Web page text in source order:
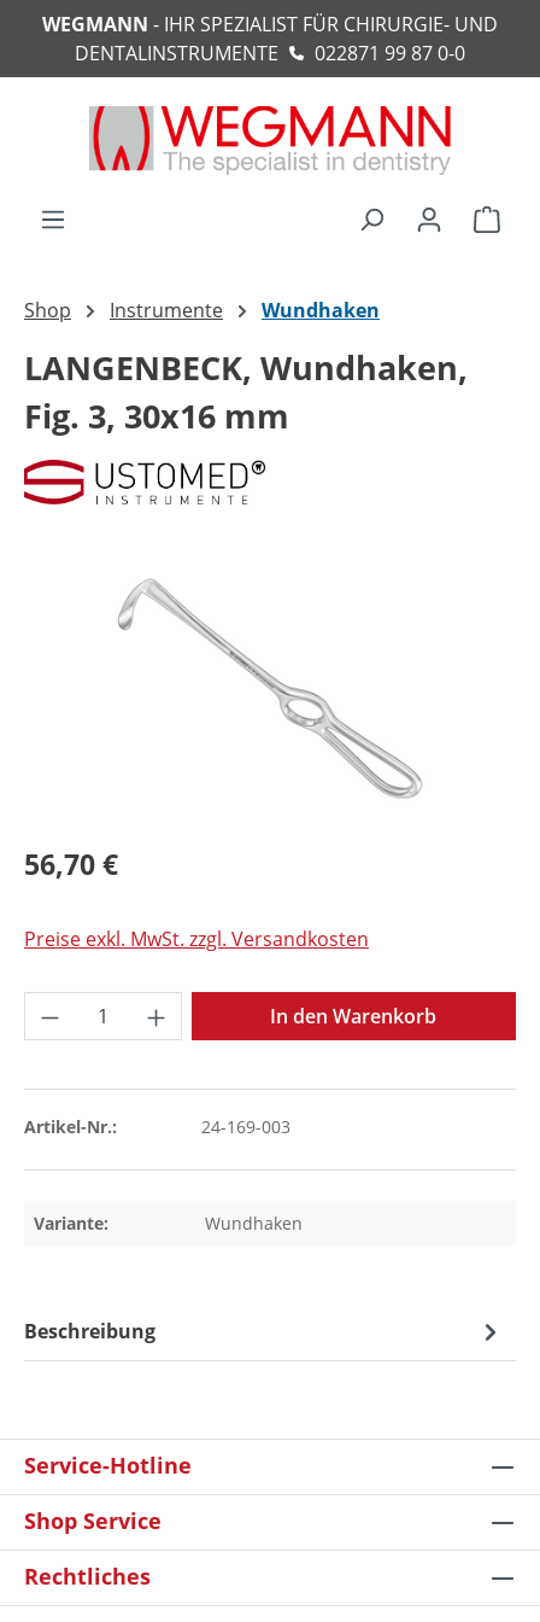
springen
WEGMANN - IHR SPEZIALIST FÜR CHIRURGIE- UND
DENTALINSTRUMENTE
022871 99 87 0-0
Shop Instrumente Wundhaken
LANGENBECK, Wundhaken,
Fig. 3, 30x16 mm
56,70 €
Preise exkl. MwSt. zzgl. Versandkosten
Produkt Anzahl: Gib den gewünschten
In den Warenkorb
Artikel-Nr.: 24-169-003
Variante: Wundhaken
Beschreibung
Service-Hotline
Shop Service
Rechtliches